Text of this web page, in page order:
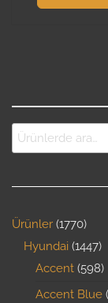
Ürünler 1770
Hyundai 1447
Accent 598
Accent Blue